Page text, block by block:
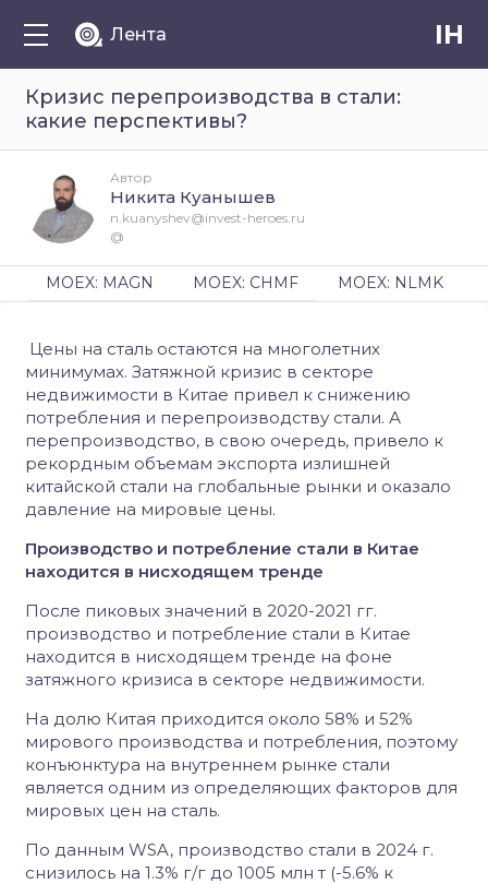
Лента IH
Кризис перепроизводства в стали:
какие перспективы?
​​ Цены на сталь остаются на многолетних
минимумах. Затяжной кризис в секторе
недвижимости в Китае привел к снижению
потребления и перепроизводству стали. А
перепроизводство, в свою очередь, привело к
рекордным объемам экспорта излишней
китайской стали на глобальные рынки и оказало
давление на мировые цены.
Производство и потребление стали в Китае
находится в нисходящем тренде
После пиковых значений в 2020-2021 гг.
производство и потребление стали в Китае
находится в нисходящем тренде на фоне
затяжного кризиса в секторе недвижимости.
На долю Китая приходится около 58% и 52%
мирового производства и потребления, поэтому
конъюнктура на внутреннем рынке стали
является одним из определяющих факторов для
мировых цен на сталь.
По данным WSA, производство стали в 2024 г.
снизилось на 1.3% г/г до 1005 млн т (-5.6% к
Автор
Никита Куанышев
n.kuanyshev@invest-heroes.ru
@
MOEX: MAGN MOEX: CHMF MOEX: NLMK